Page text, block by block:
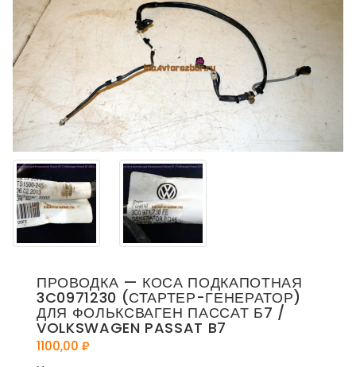
ПРОВОДКА — КОСА ПОДКАПОТНАЯ
3C0971230 (СТАРТЕР-ГЕНЕРАТОР)
ДЛЯ ФОЛЬКСВАГЕН ПАССАТ Б7 /
VOLKSWAGEN PASSAT B7
1100,00 ₽